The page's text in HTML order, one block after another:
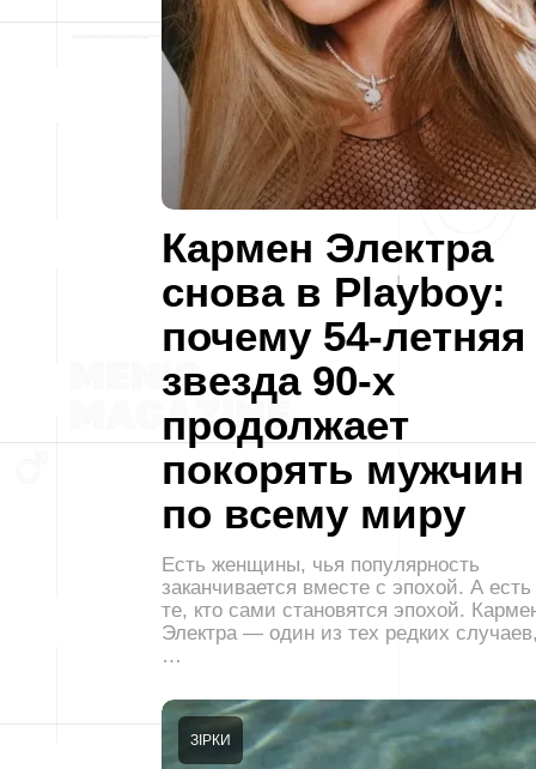
Кармен Электра
снова в Playboy:
почему 54-летняя
звезда 90-х
продолжает
покорять мужчин
по всему миру
Есть женщины, чья популярность
заканчивается вместе с эпохой. А есть
те, кто сами становятся эпохой.
Электра — один из тех редких
…
ЗІРКИ